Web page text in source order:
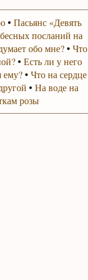
• Пасьянс «Девять
посланий на
обо мне?• Что
• Есть ли у него
• Что на сердце
• На воде на
розы